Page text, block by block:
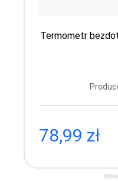
Termometr
78,99 zł